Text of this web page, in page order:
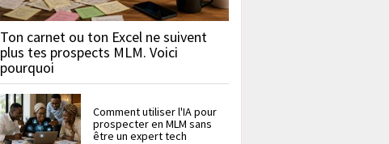
Ton carnet ou ton Excel ne suivent
plus tes prospects MLM. Voici
pourquoi
Comment utiliser l'IA pour
prospecter en MLM sans
être un expert tech